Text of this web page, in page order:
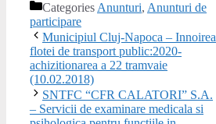
Categories Anunturi, Anunturi de
participare
Municipiul Cluj-Napoca – Innoirea
flotei de transport public:2020-
achizitionarea a 22 tramvaie
(10.02.2018)
SNTFC “CFR CALATORI” S.A.
– Servicii de examinare medicala si